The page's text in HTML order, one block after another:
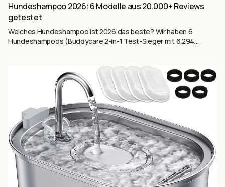
Hundeshampoo 2026: 6 Modelle aus 20.000+ Reviews
getestet
Welches Hundeshampoo ist 2026 das beste? Wir haben 6
Hundeshampoos (Buddycare 2-in-1 Test-Sieger mit 6.294
Langhaar 1L) auf Basis von 20.076+ Käufer-Reviews ausgewertet
— von Allrounder bis Spezial.